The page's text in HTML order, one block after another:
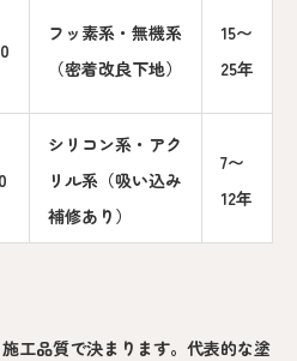
フッ素系・無機系
（密着改良下地）
15〜
25年
シリコン系・アク
リル系（吸い込み
補修あり）
7〜
12年
工品質で決まります。代表的な塗